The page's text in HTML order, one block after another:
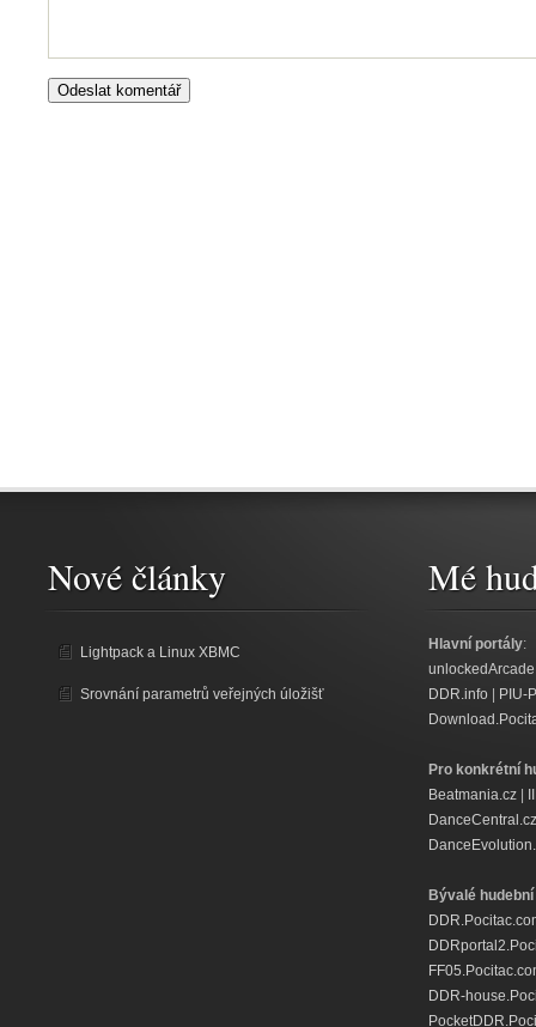
Nové články
Lightpack a Linux XBMC
Srovnání parametrů veřejných úložišť
Mé
Hlavní portály:
DDR.info
PIU-
Pro konkrétní
Beatmania.cz
DanceCentral.cz
Bývalé
DDR-